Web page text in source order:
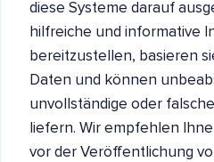
diese Systeme darauf
hilfreiche und informative
bereitzustellen, basieren
Daten und können
unvollständige oder
liefern. Wir empfehlen
vor der Veröffentlichung